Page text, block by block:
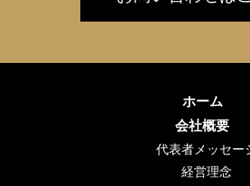
ホーム
会社概要
代表者メッセー
経営理念